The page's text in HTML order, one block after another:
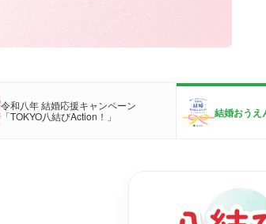
令和八年 結婚応援キャンペーン
「TOKYO八結びAction！」
結婚おうえ